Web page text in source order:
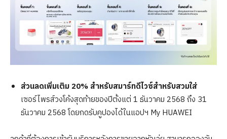
ส่วนลดเพิ่มเติม 20% สำหรับสมาร์ทดีไวซ์สำหรับสวมใส่
เซอร์ไพรส์วงโค้งสุดท้ายของปีตั้งแต่ 1 ธันวาคม 2568 ถึง 31
ธันวาคม 2568 โดยกดรับคูปองได้ในแอปฯ My HUAWEI